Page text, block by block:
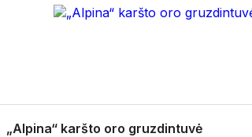
„Alpina“ karšto oro gruzdintuvė